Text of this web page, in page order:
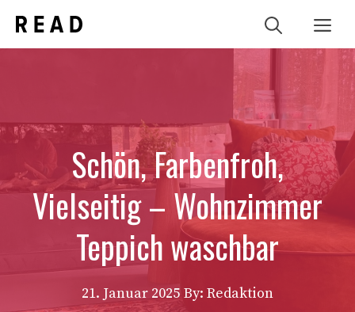
Inhalt
springen
Schön, Farbenfroh,
Vielseitig – Wohnzimmer
Teppich waschbar
21. Januar 2025 By: Redaktion